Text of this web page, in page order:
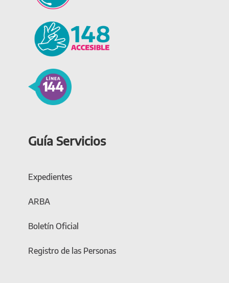
Guía Servicios
Expedientes
ARBA
Boletín Oficial
Registro de las Personas